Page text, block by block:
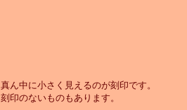
真ん中に小さく見えるのが刻印です。
刻印のないものもあります。